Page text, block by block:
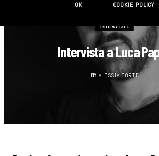
INTERVISTE
Intervista a Luca
BY ALESSIA FORTE
OK COOKIE POLICY